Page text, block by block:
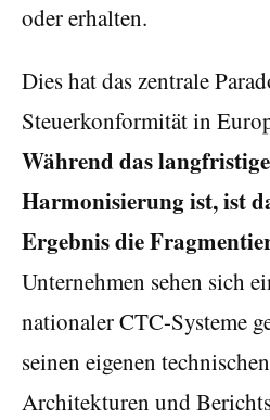
oder erhalten.
Dies hat das zentrale
Steuerkonformität in
Während das
Harmonisierung ist, ist
Ergebnis die
Unternehmen sehen sich
nationaler CTC-Systeme
seinen eigenen
Architekturen und